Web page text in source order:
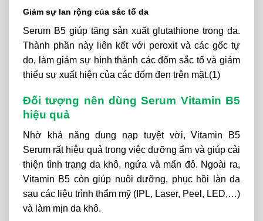
Giảm sự lan rộng của sắc tố da
Serum B5 giúp tăng sản xuất glutathione trong da.
Thành phần này liên kết với peroxit và các gốc tự
do, làm giảm sự hình thành các đốm sắc tố và giảm
thiểu sự xuất hiện của các đốm đen trên mặt.(1)
Đối tượng nên dùng Serum Vitamin B5
hiệu quả
Nhờ khả năng dung nạp tuyệt vời, Vitamin B5
Serum rất hiệu quả trong việc dưỡng ẩm và giúp cải
thiện tình trạng da khô, ngứa và mẩn đỏ. Ngoài ra,
Vitamin B5 còn giúp nuôi dưỡng, phục hồi làn da
sau các liệu trình thẩm mỹ (IPL, Laser, Peel, LED,…)
và làm mịn da khô.